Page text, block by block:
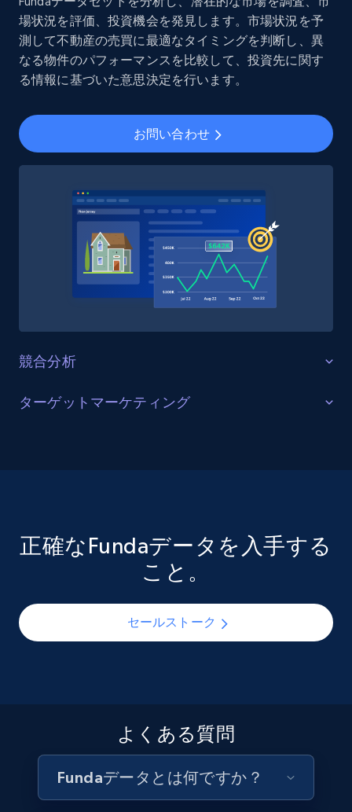
8.3K+ 963+ 今すぐ購入
Youtube - Videos posts
URL, Title, Youtuber, Youtuber md5, Video url,
Social media
714+ 今すぐ購入
URL, Product name, Product rating, Product
Author name, Asin, and more.
count, and more.
Facebook - Pages Posts by Profile URL
場状況を評価、投資機会を発見します。市場状況を予
測して不動産の売買に最適なタイミングを判断し、異
なる物件のパフォーマンスを比較して、投資先に関す
る情報に基づいた意思決定を行います。
お問い合わせ
競合分析
改善された戦略
お問い合わせ
ターゲットマーケティング
し、関心のある購入者のリストを作成できます。さら
に、ターゲットを絞ったマーケティングキャンペーン
や広告戦略を展開し、適切なメッセージを適切なタイ
お問い合わせ
正確なFundaデータを入手する
こと。
セールストーク
よくある質問
Fundaデータとは何ですか？